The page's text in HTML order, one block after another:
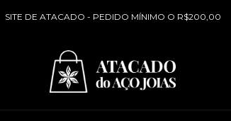
SITE DE ATACADO - PEDIDO MÍNIMO O R$200,00